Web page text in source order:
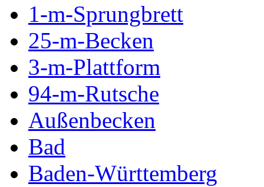
1-m-Sprungbrett
25-m-Becken
3-m-Plattform
94-m-Rutsche
Außenbecken
Bad
Baden-Württemberg